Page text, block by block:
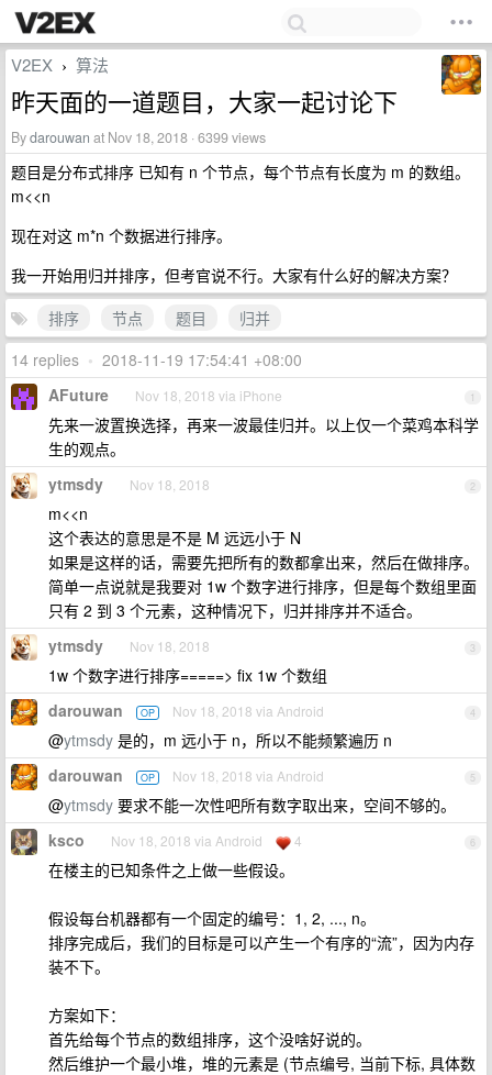
V2EX › 算法
昨天面的一道题目，大家一起讨论下
Bydarouwan at Nov 18, 2018 · 6399 views
题目是分布式排序 已知有 n 个节点，每个节点有长度为 m 的数组。
m<<n
现在对这 m*n 个数据进行排序。
我一开始用归并排序，但考官说不行。大家有什么好的解决方案？
排序
节点 题目
归并
14 replies • 2018-11-19 17:54:41 +08:00
1
AFuture Nov 18, 2018 via iPhone
先来一波置换选择，再来一波最佳归并。以上仅一个菜鸡本科学
生的观点。
2
ytmsdy Nov 18, 2018
m<<n
这个表达的意思是不是 M 远远小于 N
如果是这样的话，需要先把所有的数都拿出来，然后在做排序。
简单一点说就是我要对 1w 个数字进行排序，但是每个数组里面
只有 2 到 3 个元素，这种情况下，归并排序并不适合。
3
ytmsdy Nov 18, 2018
1w 个数字进行排序=====> fix 1w 个数组
4
darouwan OP Nov 18, 2018 via Android
@ytmsdy 是的，m 远小于 n，所以不能频繁遍历 n
5
darouwan OP Nov 18, 2018 via Android
@ytmsdy 要求不能一次性吧所有数字取出来，空间不够的。
6
ksco Nov 18, 2018 via Android 4
在楼主的已知条件之上做一些假设。
假设每台机器都有一个固定的编号：1, 2, ..., n。
排序完成后，我们的目标是可以产生一个有序的“流”，因为内存
装不下。
方案如下：
首先给每个节点的数组排序，这个没啥好说的。
然后维护一个最小堆，堆的元素是 (节点编号, 当前下标, 具体数